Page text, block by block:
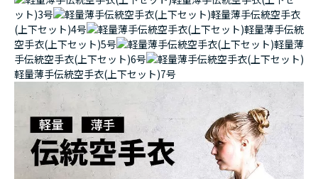
ット)3号
軽量薄手伝統空手衣
(上下セット)4号
軽量薄手伝統
空手衣(上下セット)5号
軽量薄
手伝統空手衣(上下セット)6号
軽量薄手伝統空手衣(上下セット)7号